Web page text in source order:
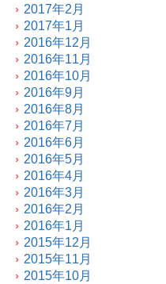
2017年2月
2017年1月
2016年12月
2016年11月
2016年10月
2016年9月
2016年8月
2016年7月
2016年6月
2016年5月
2016年4月
2016年3月
2016年2月
2016年1月
2015年12月
2015年11月
2015年10月